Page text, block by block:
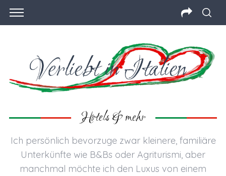
Hotels & mehr
Ich persönlich bevorzuge zwar kleinere, familiäre
Unterkünfte wie B&Bs oder Agriturismi, aber
manchmal möchte ich den Luxus von einem